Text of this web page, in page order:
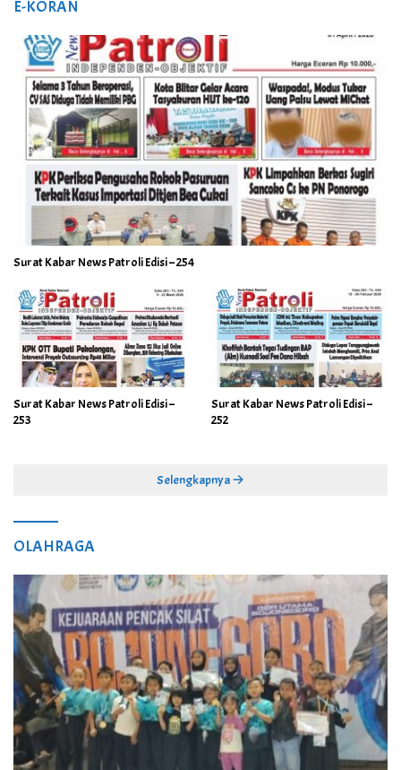
E-KORAN
Surat Kabar News Patroli Edisi – 254
Surat Kabar News Patroli Edisi –
253
Surat Kabar News Patroli Edisi –
252
Selengkapnya
OLAHRAGA